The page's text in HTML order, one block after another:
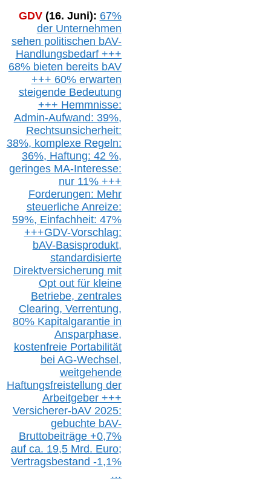
GDV (16. Juni): 67%
der Unternehmen
sehen politischen bAV-
Handlungsbedarf +++
68% bieten bereits bAV
+++ 60% erwarten
steigende Bedeutung
+++ Hemmnisse:
Admin-Aufwand: 39%,
Rechtsunsicherheit:
38%, komplexe Regeln:
36%, Haftung: 42 %,
geringes MA-Interesse:
nur 11% +++
Forderungen: Mehr
steuerliche Anreize:
59%, Einfachheit: 47%
+++GDV-Vorschlag:
bAV-Basisprodukt,
standardisierte
Direktversicherung mit
Opt outfür kleine
Betriebe, zentrales
Clearing, Verrentung,
80% Kapitalgarantie in
Ansparphase,
kostenfreie Portabilität
bei AG-Wechsel,
weitgehende
Haftungsfreistellung der
Arbeitgeber +++
Versicherer-bAV2025:
gebuchte bAV-
Bruttobeiträge +0,7%
auf ca. 19,5 Mrd. Euro;
Vertragsbestand -1,1%
…